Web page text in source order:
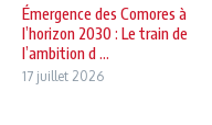
Émergence des Comores à
l’horizon 2030 : Le train de
l’ambition d ...
17 juillet 2026